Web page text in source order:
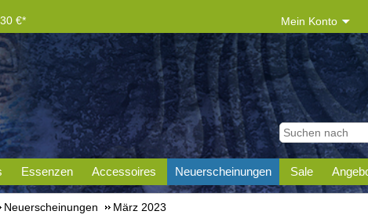
€* Mein Konto
Essenzen Accessoires Neuerscheinungen Sale
Neuerscheinungen März 2023